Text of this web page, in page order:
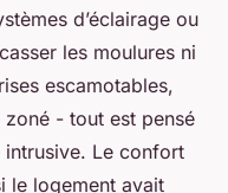
d’éclairage ou
les moulures ni
escamotables,
- tout est pensé
Le confort
le logement avait